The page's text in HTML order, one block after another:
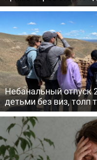
Небанальный отпуск
детьми без виз, толп